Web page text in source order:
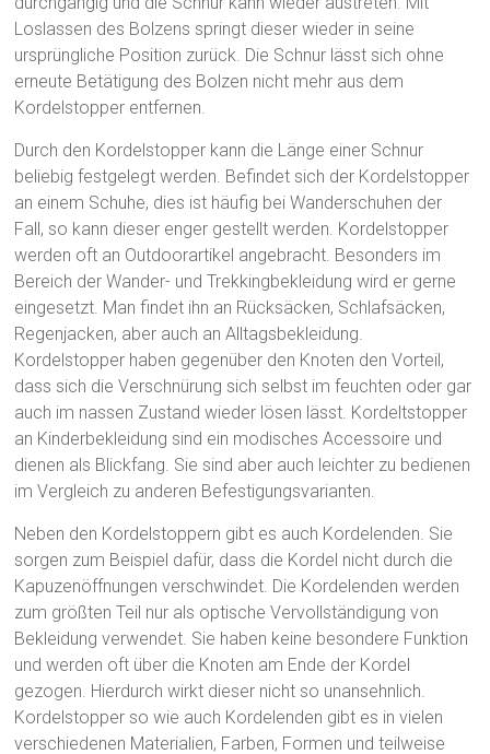
Loslassen des Bolzens springt dieser wieder in seine
ursprüngliche Position zurück. Die Schnur lässt sich ohne
erneute Betätigung des Bolzen nicht mehr aus dem
Kordelstopper entfernen.
Durch den Kordelstopper kann die Länge einer Schnur
beliebig festgelegt werden. Befindet sich der Kordelstopper
an einem Schuhe, dies ist häufig bei Wanderschuhen der
Fall, so kann dieser enger gestellt werden. Kordelstopper
werden oft an Outdoorartikel angebracht. Besonders im
Bereich der Wander- und Trekkingbekleidung wird er gerne
eingesetzt. Man findet ihn an Rücksäcken, Schlafsäcken,
Regenjacken, aber auch an Alltagsbekleidung.
Kordelstopper haben gegenüber den Knoten den Vorteil,
dass sich die Verschnürung sich selbst im feuchten oder gar
auch im nassen Zustand wieder lösen lässt. Kordeltstopper
an Kinderbekleidung sind ein modisches Accessoire und
dienen als Blickfang. Sie sind aber auch leichter zu bedienen
im Vergleich zu anderen Befestigungsvarianten.
Neben den Kordelstoppern gibt es auch Kordelenden. Sie
sorgen zum Beispiel dafür, dass die Kordel nicht durch die
Kapuzenöffnungen verschwindet. Die Kordelenden werden
zum größten Teil nur als optische Vervollständigung von
Bekleidung verwendet. Sie haben keine besondere Funktion
und werden oft über die Knoten am Ende der Kordel
gezogen. Hierdurch wirkt dieser nicht so unansehnlich.
Kordelstopper so wie auch Kordelenden gibt es in vielen
verschiedenen Materialien, Farben, Formen und teilweise